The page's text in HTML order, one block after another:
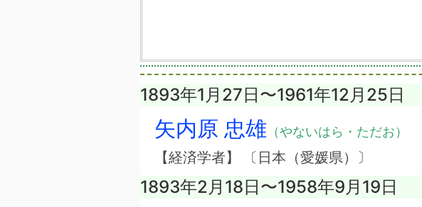
1893年1月27日〜1961年12月25日
矢内原 忠雄 （やないはら・ただお）
【経済学者】 〔日本（愛媛県）〕
1893年2月18日〜1958年9月19日